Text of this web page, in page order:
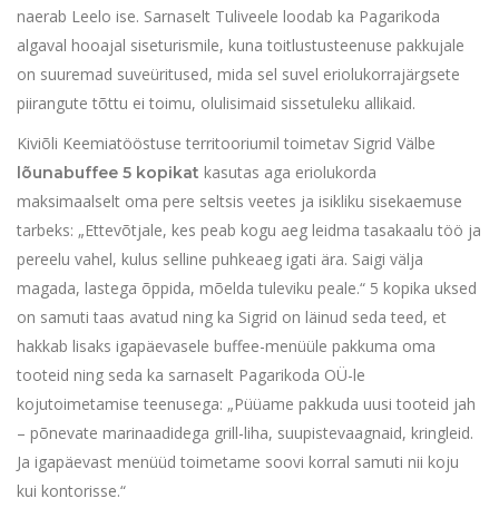
naerab Leelo ise. Sarnaselt Tuliveele loodab ka Pagarikoda
algaval hooajal siseturismile, kuna toitlustusteenuse pakkujale
on suuremad suveüritused, mida sel suvel eriolukorrajärgsete
piirangute tõttu ei toimu, olulisimaid sissetuleku allikaid.
Kiviõli Keemiatööstuse territooriumil toimetav Sigrid Välbe
lõunabuffee 5 kopikat kasutas aga eriolukorda
maksimaalselt oma pere seltsis veetes ja isikliku sisekaemuse
tarbeks: „Ettevõtjale, kes peab kogu aeg leidma tasakaalu töö ja
pereelu vahel, kulus selline puhkeaeg igati ära. Saigi välja
magada, lastega õppida, mõelda tuleviku peale.“ 5 kopika uksed
on samuti taas avatud ning ka Sigrid on läinud seda teed, et
hakkab lisaks igapäevasele buffee-menüüle pakkuma oma
tooteid ning seda ka sarnaselt Pagarikoda OÜ-le
kojutoimetamise teenusega: „Püüame pakkuda uusi tooteid jah
– põnevate marinaadidega grill-liha, suupistevaagnaid, kringleid.
Ja igapäevast menüüd toimetame soovi korral samuti nii koju
kui kontorisse.“